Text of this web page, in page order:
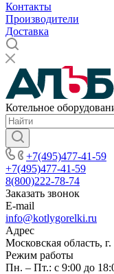
Контакты
Производители
Доставка
Котельное
+7(495)477-41-59
+7(495)477-41-59
8(800)222-78-74
Заказать звонок
E-mail
info@kotlygorelki.ru
Адрес
Московская область,
Режим работы
Пн. – Пт.: с 9:00 до